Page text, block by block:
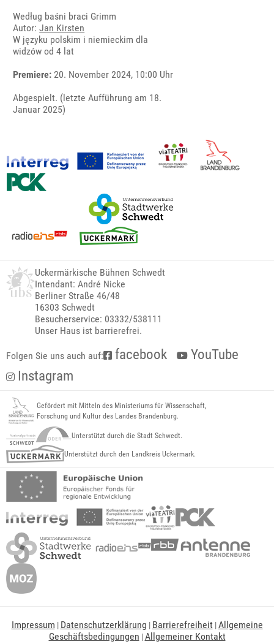
Według baśni braci Grimm
Autor:Jan Kirsten
W języku polskim i niemieckim dla
widzów od 4 lat
Premiere: 20. November 2024, 10:00 Uhr
Abgespielt. (letzte Aufführung am 18.
Januar 2025)
Uckermärkische Bühnen Schwedt
Intendant: André Nicke
Berliner Straße 46/48
16303 Schwedt
Besucherservice: 03332/538111
Unser Haus ist barrierefrei.
Folgen Sie uns auch auf: facebook
YouTube
Instagram
Gefördert mit Mitteln des Ministeriums für Wissenschaft,
Forschung und Kultur des Landes Brandenburg.
Unterstützt durch die Stadt Schwedt.
Unterstützt durch den Landkreis Uckermark.
Impressum | Datenschutzerklärung | Barrierefreiheit|Allgemeine
Geschäftsbedingungen |Allgemeiner Kontakt